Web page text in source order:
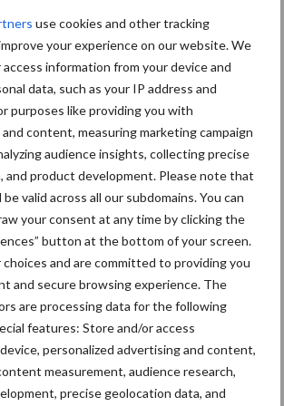
use cookies and other tracking
your experience on our website. We
information from your device and
data, such as your IP address and
purposes like providing you with
content, measuring marketing campaign
audience insights, collecting precise
and product development. Please note that
valid across all our subdomains. You can
your consent at any time by clicking the
button at the bottom of your screen.
and are committed to providing you
and secure browsing experience. The
are processing data for the following
features: Store and/or access
personalized advertising and content,
measurement, audience research,
precise geolocation data, and
Grondstoffenmarkt blijft
geopolitiek houden handel
in de greep
De speenhuid: een vaak
onderschatte risicofactor
voor mastitis
ForFarmers ziet volume en
marktaandeel groeien in
krimpende Nederlandse
markt